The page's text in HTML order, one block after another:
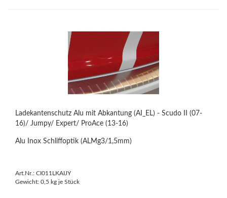
Ladekantenschutz Alu mit Abkantung (AI_EL) - Scudo II (07-
16)/ Jumpy/ Expert/ ProAce (13-16)
Alu Inox Schliffoptik (ALMg3/1,5mm)
Art.Nr.: CI011LKAIJY
Gewicht: 0,5 kg je Stück